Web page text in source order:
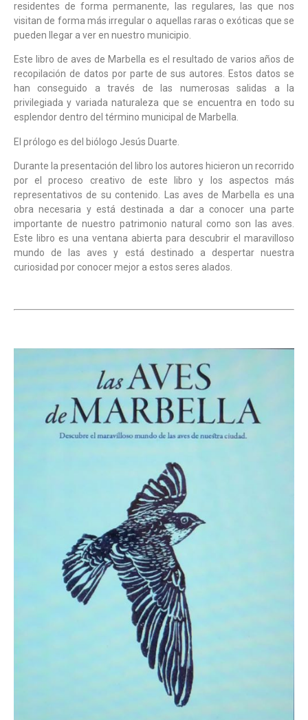
residentes de forma permanente, las regulares, las que nos
visitan de forma más irregular o aquellas raras o exóticas que se
pueden llegar a ver en nuestro municipio.
Este libro de aves de Marbella es el resultado de varios años de
recopilación de datos por parte de sus autores. Estos datos se
han conseguido a través de las numerosas salidas a la
privilegiada y variada naturaleza que se encuentra en todo su
esplendor dentro del término municipal de Marbella.
El prólogo es del biólogo Jesús Duarte.
Durante la presentación del libro los autores hicieron un recorrido
por el proceso creativo de este libro y los aspectos más
representativos de su contenido. Las aves de Marbella es una
obra necesaria y está destinada a dar a conocer una parte
importante de nuestro patrimonio natural como son las aves.
Este libro es una ventana abierta para descubrir el maravilloso
mundo de las aves y está destinado a despertar nuestra
curiosidad por conocer mejor a estos seres alados.